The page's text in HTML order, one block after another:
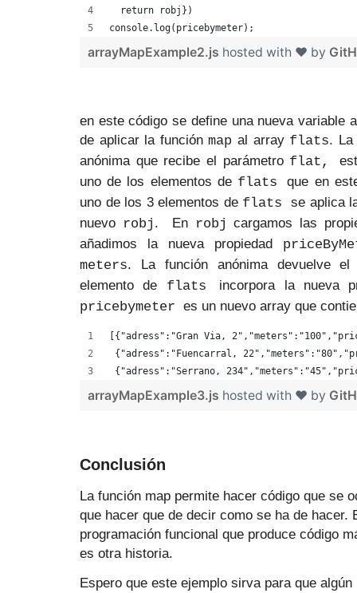
return robj})
console.log(pricebymeter);
arrayMapExample2.js hosted with ❤ by
en este código se define una nueva variable
de aplicar la funciónmap al array flats.
anónima que recibe el parámetro flat,
uno de los elementos de flatsque en
uno de los 3 elementos de flatsse aplica
nuevo robj . En robj cargamos las
añadimos la nueva propiedad
meters. La función anónima devuelve
elemento de flats incorpora la nueva
pricebymeter es un nuevo array que
[{"adress":"Gran Via,
{"adress":"Fuencarral,
{"adress":"Serrano,
arrayMapExample3.js hosted with ❤ by
Conclusión
La función map permite hacer código que se
que hacer que de decir como se ha de hacer.
programación funcional que produce código
es otra historia.
Espero que este ejemplo sirva para que